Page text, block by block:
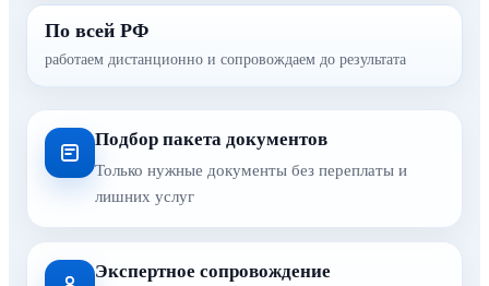
По всей РФ
работаем дистанционно и сопровождаем до результата
Подбор пакета документов
Только нужные документы без переплаты и
лишних услуг
Экспертное сопровождение